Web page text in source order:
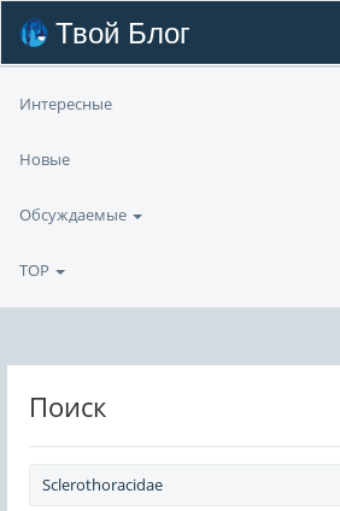
Твой Блог
Интересные
Новые
Обсуждаемые
TOP
Поиск